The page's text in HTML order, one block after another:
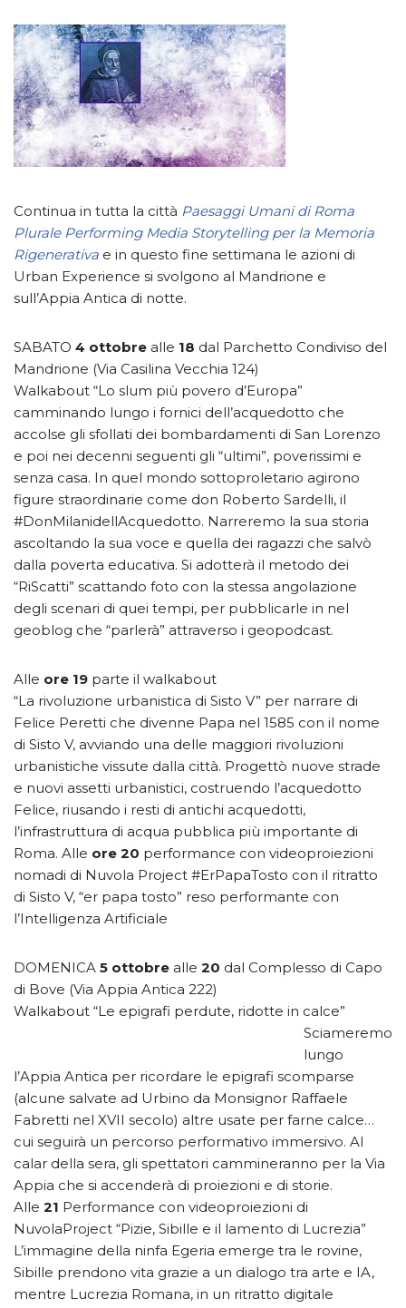
Continua in tutta la città Paesaggi Umani di Roma
Plurale Performing Media Storytelling per la Memoria
Rigenerativa e in questo fine settimana le azioni di
Urban Experience si svolgono al Mandrione e
sull’Appia Antica di notte.
SABATO 4 ottobre alle 18 dal Parchetto Condiviso del
Mandrione (Via Casilina Vecchia 124)
Walkabout “Lo slum più povero d’Europa”
camminando lungo i fornici dell’acquedotto che
accolse gli sfollati dei bombardamenti di San Lorenzo
e poi nei decenni seguenti gli “ultimi”, poverissimi e
senza casa. In quel mondo sottoproletario agirono
figure straordinarie come don Roberto Sardelli, il
#DonMilanidellAcquedotto. Narreremo la sua storia
ascoltando la sua voce e quella dei ragazzi che salvò
dalla poverta educativa. Si adotterà il metodo dei
“RiScatti” scattando foto con la stessa angolazione
degli scenari di quei tempi, per pubblicarle in nel
geoblog che “parlerà” attraverso i geopodcast.
Alle ore 19 parte il walkabout
“La rivoluzione urbanistica di Sisto V” per narrare di
Felice Peretti che divenne Papa nel 1585 con il nome
di Sisto V, avviando una delle maggiori rivoluzioni
urbanistiche vissute dalla città. Progettò nuove strade
e nuovi assetti urbanistici, costruendo l’acquedotto
Felice, riusando i resti di antichi acquedotti,
l’infrastruttura di acqua pubblica più importante di
Roma. Alle ore 20 performance con videoproiezioni
nomadi di Nuvola Project #ErPapaTosto con il ritratto
di Sisto V, “er papa tosto” reso performante con
l’Intelligenza Artificiale
DOMENICA 5 ottobre alle 20 dal Complesso di Capo
di Bove (Via Appia Antica 222)
Walkabout “Le epigrafi perdute, ridotte in calce”
Sciameremo
lungo
l’Appia Antica per ricordare le epigrafi scomparse
(alcune salvate ad Urbino da Monsignor Raffaele
Fabretti nel XVII secolo) altre usate per farne calce…
cui seguirà un percorso performativo immersivo. Al
calar della sera, gli spettatori cammineranno per la Via
Appia che si accenderà di proiezioni e di storie.
Alle 21 Performance con videoproiezioni di
NuvolaProject “Pizie, Sibille e il lamento di Lucrezia”
L’immagine della ninfa Egeria emerge tra le rovine,
Sibille prendono vita grazie a un dialogo tra arte e IA,
mentre Lucrezia Romana, in un ritratto digitale